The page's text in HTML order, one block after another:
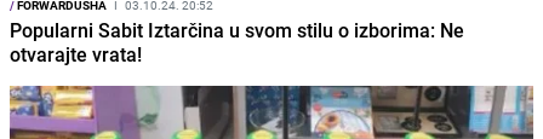
/FORWARDUSHA I 03.10.24. 20:52
Popularni Sabit Iztarčina u svom stilu o izborima: Ne
otvarajte vrata!